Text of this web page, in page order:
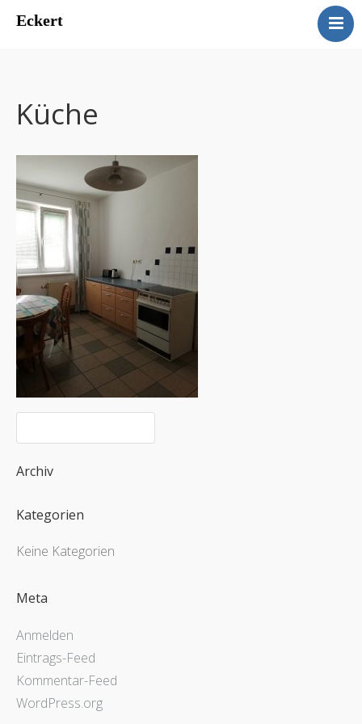
Eckert
Kontakt
Datenschutz
Küche
Archiv
Kategorien
Keine Kategorien
Meta
Anmelden
Eintrags-Feed
Kommentar-Feed
WordPress.org